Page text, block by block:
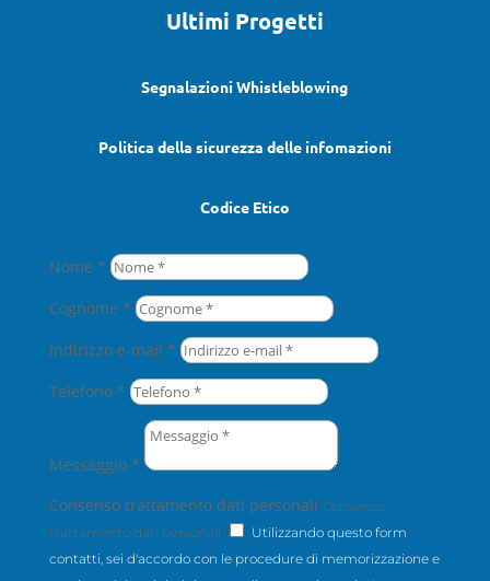
Ultimi Progetti
Segnalazioni Whistleblowing
Politica della sicurezza delle infomazioni
Codice Etico
Nome *
Cognome *
Indirizzo e-mail *
Telefono *
Messaggio *
Consenso trattamento dati personali Consenso
trattamento dati personali
Utilizzando questo form
contatti, sei d'accordo con le procedure di memorizzazione e